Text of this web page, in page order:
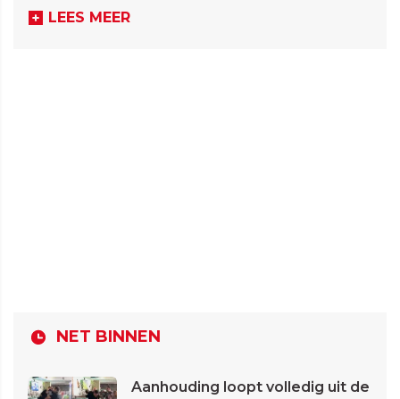
LEES MEER
NET BINNEN
Aanhouding loopt volledig uit de